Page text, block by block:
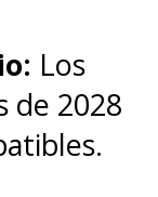
Los
de 2028